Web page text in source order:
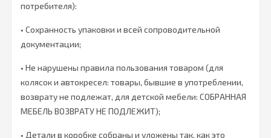
потребителя):
• Сохранность упаковки и всей сопроводительной
документации;
• Не нарушены правила пользования товаром (для
колясок и автокресел: товары, бывшие в употреблении,
возврату не подлежат, для детской мебели: СОБРАННАЯ
МЕБЕЛЬ ВОЗВРАТУ НЕ ПОДЛЕЖИТ);
• Детали в коробке собраны и уложены так, как это